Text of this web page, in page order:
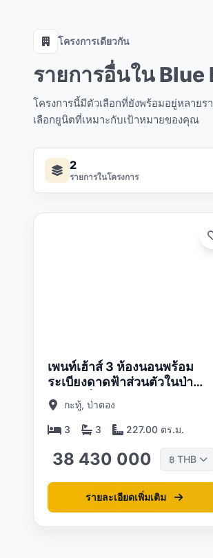
โครงการเดียวกัน
รายการอื่นใน
โครงการนี้มีตัวเลือกที่ยังพร้อมอยู่หลาย
เลือกยูนิตที่เหมาะกับเป้าหมายของคุณ
2
รายการในโครงการ
เพนท์เฮ้าส์ 3 ห้องนอนพร้อม
ระเบียงดาดฟ้าส่วนตัวในป่า
ตอง,ภูเก็ตแอทบลูพอยท์คอนโด
ป่าตอง
กะทู้, ป่าตอง
3 3 227.00 ตร.ม.
38 430 000 ฿ THB
รายละเอียดเพิ่มเติม